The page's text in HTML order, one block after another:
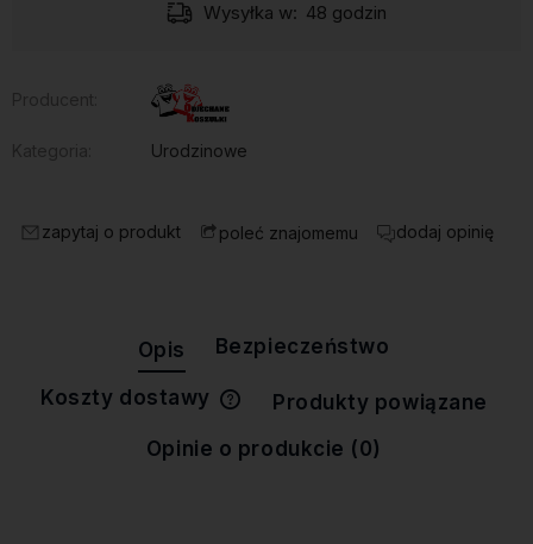
Wysyłka w: 48 godzin
Urodzinowe
zapytaj o produkt poleć znajomemu dodaj opinię
Opis Bezpieczeństwo
Koszty dostawy
Cena nie zawiera ewentualnych
Produkty powiązane
Opinie o produkcie (0)